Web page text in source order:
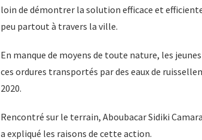
loin de démontrer la solution efficace et
peu partout à travers la ville.
En manque de moyens de toute nature, les
ces ordures transportés par des eaux de
2020.
Rencontré sur le terrain, Aboubacar Sidiki
a expliqué les raisons de cette action.